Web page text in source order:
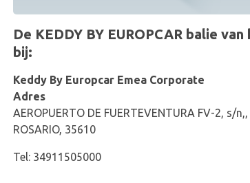
De KEDDY BY EUROPCAR balie
bij:
Keddy By Europcar Emea Corporate
Adres
AEROPUERTO DE FUERTEVENTURA FV-2, s/
ROSARIO, 35610
Tel: 34911505000